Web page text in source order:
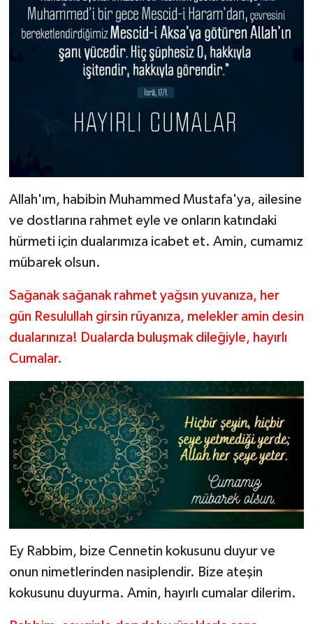
Allah'ım, habibin Muhammed Mustafa'ya, ailesine
ve dostlarına rahmet eyle ve onların katındaki
hürmeti için dualarımıza icabet et. Amin, cumamız
mübarek olsun.
Sağanak sağanak rahmet yağsın yuvanıza, her
gün Resulullah girsin rüyanıza, melekler amin desin
dualarınıza! Dualarda buluşmak dileğiyle, hayırlı
Cumalar.
Ey Rabbim, bize Cennetin kokusunu duyur ve
onun nimetlerinden nasiplendir. Bize ateşin
kokusunu duyurma. Amin, hayırlı cumalar dilerim.